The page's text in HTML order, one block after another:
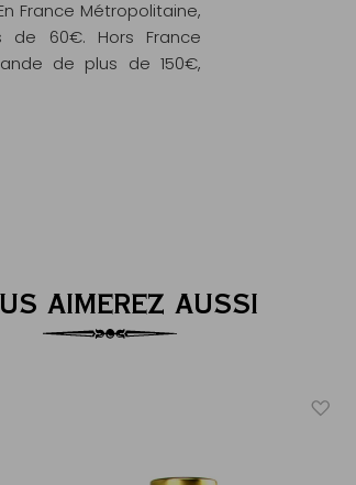
France Métropolitaine,
60€. Hors France
de plus de 150€,
AIMEREZ AUSSI